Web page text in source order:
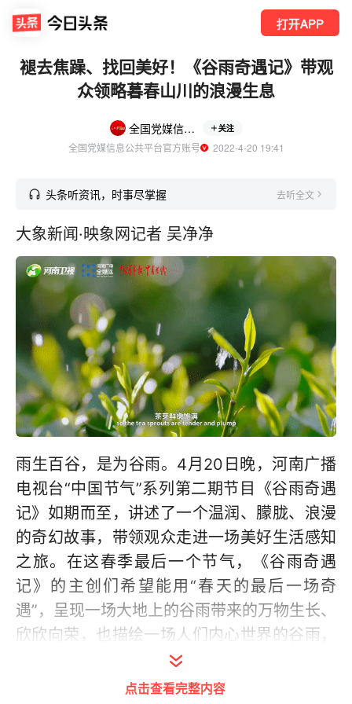
打开APP
褪去焦躁、找回美好！《谷雨奇遇记》带观
众领略暮春山川的浪漫生息
全国党媒信息公共平台 关注
全国党媒信息公共平台官方账号
  2022-4-20 19:41
头条听资讯，时事尽掌握 去听全文
大象新闻·映象网记者 吴净净
雨生百谷，是为谷雨。4月20日晚，河南广播
电视台“中国节气”系列第二期节目《谷雨奇遇
记》如期而至，讲述了一个温润、朦胧、浪漫
的奇幻故事，带领观众走进一场美好生活感知
之旅。在这春季最后一个节气，《谷雨奇遇
记》的主创们希望能用“春天的最后一场奇
遇”，呈现一场大地上的谷雨带来的万物生长、
欣欣向荣，也描绘一场人们内心世界的谷雨，
褪去焦躁、找回美好。而帧帧可做壁纸的画面
也让网友赞叹不已，纷纷表示要“在信阳把春天
点击查看完整内容